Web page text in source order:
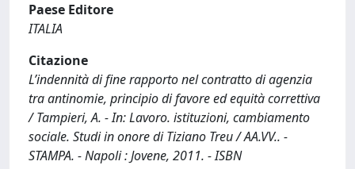
Paese Editore
ITALIA
Citazione
L’indennità di fine rapporto nel contratto di agenzia
tra antinomie, principio di favore ed equità correttiva
/ Tampieri, A. - In: Lavoro. istituzioni, cambiamento
sociale. Studi in onore di Tiziano Treu / AA.VV.. -
STAMPA. - Napoli : Jovene, 2011. - ISBN